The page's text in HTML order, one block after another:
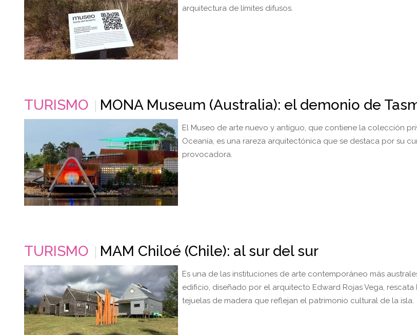
arquitectura de límites difusos.
TURISMO MONA Museum (Australia): el demonio de
El Museo de arte nuevo y antiguo, que contiene la colección
Oceanía, es una rareza arquitectónica que se destaca por su
provocadora.
TURISMO MAM Chiloé (Chile): al sur del sur
Es una de las instituciones de arte contemporáneo más
edificio, diseñado por el arquitecto Edward Rojas Vega,
tejuelas de madera que reflejan el patrimonio cultural de la isla.